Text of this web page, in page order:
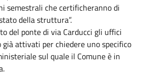
semestrali che certificheranno di
della struttura”.
del ponte di via Carducci gli uffici
già attivati per chiedere uno specifico
sul quale il Comune è in